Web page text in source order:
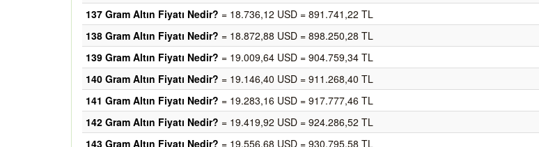
137 Gram Altın Fiyatı Nedir? = 18.736,12 USD = 891.741,22 TL
138 Gram Altın Fiyatı Nedir? = 18.872,88 USD = 898.250,28 TL
139 Gram Altın Fiyatı Nedir? = 19.009,64 USD = 904.759,34 TL
140 Gram Altın Fiyatı Nedir? = 19.146,40 USD = 911.268,40 TL
141 Gram Altın Fiyatı Nedir? = 19.283,16 USD = 917.777,46 TL
142 Gram Altın Fiyatı Nedir? = 19.419,92 USD = 924.286,52 TL
143 Gram Altın Fiyatı Nedir? = 19.556,68 USD = 930.795,58 TL